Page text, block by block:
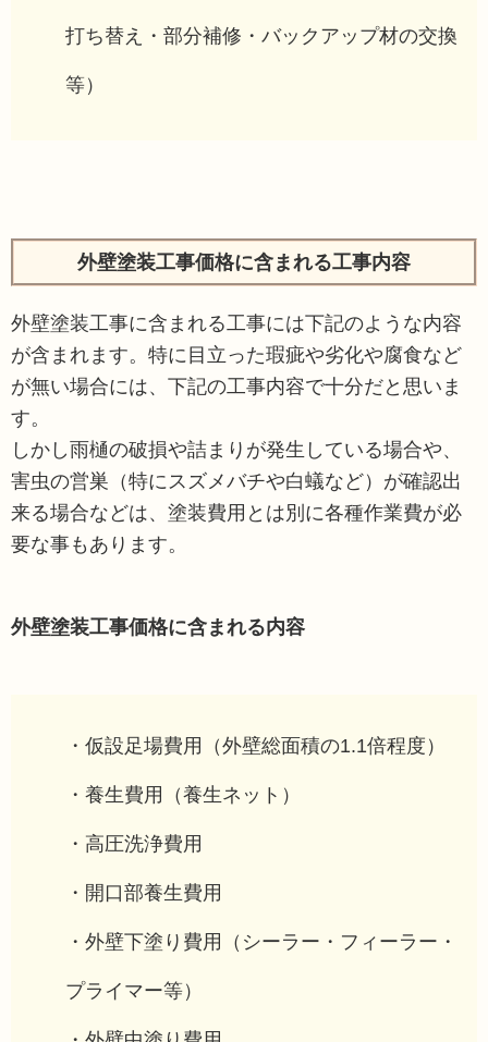
打ち替え・部分補修・バックアップ材の交換
等）
外壁塗装工事価格に含まれる工事内容
外壁塗装工事に含まれる工事には下記のような内容
が含まれます。特に目立った瑕疵や劣化や腐食など
が無い場合には、下記の工事内容で十分だと思いま
す。
しかし雨樋の破損や詰まりが発生している場合や、
害虫の営巣（特にスズメバチや白蟻など）が確認出
来る場合などは、塗装費用とは別に各種作業費が必
要な事もあります。
外壁塗装工事価格に含まれる内容
・仮設足場費用（外壁総面積の1.1倍程度）
・養生費用（養生ネット）
・高圧洗浄費用
・開口部養生費用
・外壁下塗り費用（シーラー・フィーラー・
プライマー等）